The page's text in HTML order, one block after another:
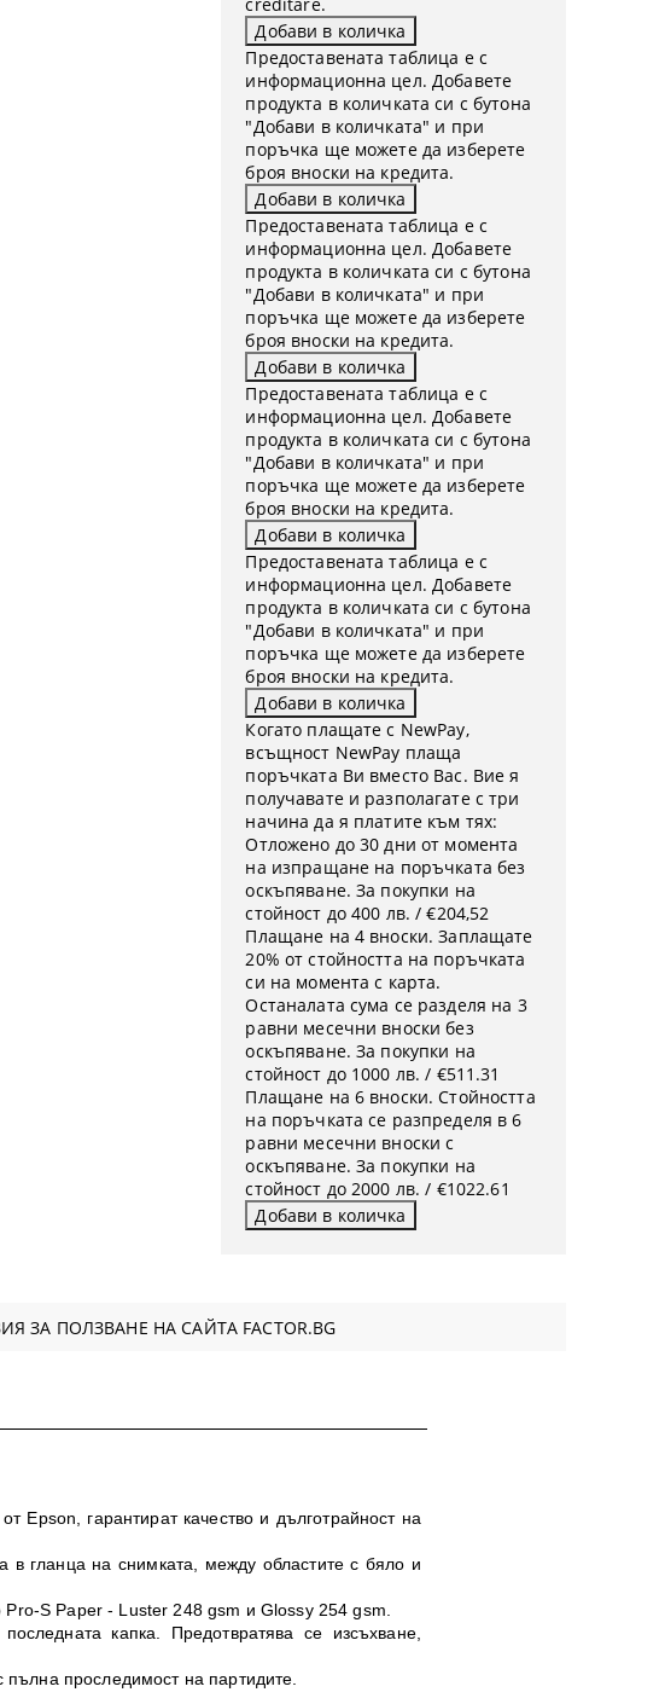
Предоставената таблица е с
информационна цел. Добавете
продукта в количката си с бутона
"Добави в количката" и при
поръчка ще можете да изберете
броя вноски на кредита.
Предоставената таблица е с
информационна цел. Добавете
продукта в количката си с бутона
"Добави в количката" и при
поръчка ще можете да изберете
броя вноски на кредита.
Предоставената таблица е с
информационна цел. Добавете
продукта в количката си с бутона
"Добави в количката" и при
поръчка ще можете да изберете
броя вноски на кредита.
Предоставената таблица е с
информационна цел. Добавете
продукта в количката си с бутона
"Добави в количката" и при
поръчка ще можете да изберете
броя вноски на кредита.
Когато плащате с NewPay,
всъщност NewPay плаща
поръчката Ви вместо Вас. Вие я
получавате и разполагате с три
начина да я платите към тях:
Отложено до 30 дни от момента
на изпращане на поръчката без
оскъпяване. За покупки на
стойност до 400 лв. / €204,52
Плащане на 4 вноски. Заплащате
20% от стойността на поръчката
си на момента с карта.
Останалата сума се разделя на 3
равни месечни вноски без
оскъпяване. За покупки на
стойност до 1000 лв. / €511.31
Плащане на 6 вноски. Стойността
на поръчката се разпределя в 6
равни месечни вноски с
оскъпяване. За покупки на
стойност до 2000 лв. / €1022.61
ЗА ПОЛЗВАНЕ НА САЙТА FACTOR.BG
Epson, гарантират качество и дълготрайност на
в гланца на снимката, между областите с бяло и
Pro-S Paper - Luster 248 gsm и Glossy 254 gsm.
капка. Предотвратява се изсъхване,
пълна проследимост на партидите.